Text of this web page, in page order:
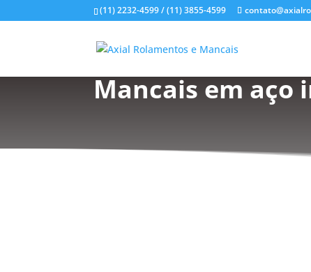
(11) 2232-4599 / (11) 3855-4599
Mancais em aço